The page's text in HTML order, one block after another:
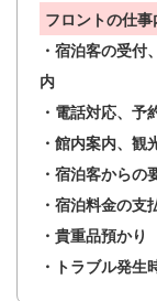
フロントの仕事
・宿泊客の受
内
・電話対応、予
・館内案内、観
・宿泊客から
・宿泊料金の支
・貴重品預かり
・トラブル発生